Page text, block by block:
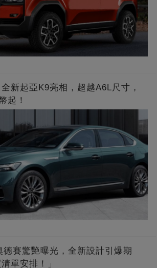
新起亞K9亮相，超越A6L尺寸，
起！
德賽驚艷曝光，全新設計引爆期
單安排！」